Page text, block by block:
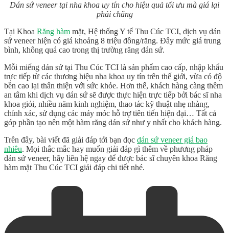
Dán sứ veneer tại nha khoa uy tín cho hiệu quả tối ưu mà giá lại
phải chăng
Tại Khoa Răng hàm mặt, Hệ thống Y tế Thu Cúc TCI, dịch vụ dán
sứ veneer hiện có giá khoảng 8 triệu đồng/răng. Đây mức giá trung
bình, không quá cao trong thị trường răng dán sứ.
Mỗi miếng dán sứ tại Thu Cúc TCI là sản phẩm cao cấp, nhập khẩu
trực tiếp từ các thương hiệu nha khoa uy tín trên thế giới, vừa có độ
bền cao lại thân thiện với sức khỏe. Hơn thế, khách hàng càng thêm
an tâm khi dịch vụ dán sứ sẽ được thực hiện trực tiếp bởi bác sĩ nha
khoa giỏi, nhiều năm kinh nghiệm, thao tác kỹ thuật nhẹ nhàng,
chính xác, sử dụng các máy móc hỗ trợ tiên tiến hiện đại… Tất cả
góp phần tạo nên một hàm răng dán sứ như y nhất cho khách hàng.
Trên đây, bài viết đã giải đáp tới bạn đọc dán sứ veneer giá bao
nhiêu. Mọi thắc mắc hay muốn giải đáp gì thêm về phương pháp
dán sứ veneer, hãy liên hệ ngay để được bác sĩ chuyên khoa Răng
hàm mặt Thu Cúc TCI giải đáp chi tiết nhé.